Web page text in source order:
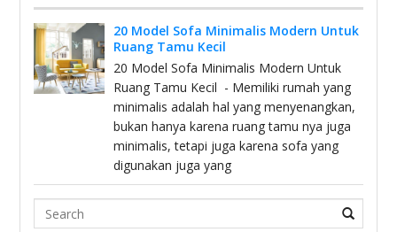
20 Model Sofa Minimalis Modern Untuk
Ruang Tamu Kecil
20 Model Sofa Minimalis Modern Untuk
Ruang Tamu Kecil - Memiliki rumah yang
minimalis adalah hal yang menyenangkan,
bukan hanya karena ruang tamu nya juga
minimalis, tetapi juga karena sofa yang
digunakan juga yang
Search